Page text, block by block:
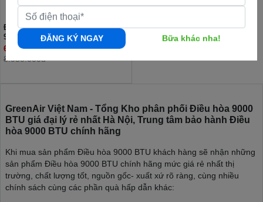
Điều hòa Comfee 2 chiều inverter
9000BTU CFS-10VHAF
6.750.000đ
8.950.000đ
GreenAir Việt Nam - Tổng Kho phân phối Điều hòa 9000
BTU giá đại lý rẻ nhất Hà Nội, Trung tâm bảo hành Điều
hòa 9000 BTU chính hãng
Khi mua sản phẩm Điều hòa 9000 BTU khách hàng sẽ nhận những
sản phẩm Điều hòa 9000 BTU chính hãng mức giá rẻ nhất thị
trường, chất lượng tốt, nguồn gốc- xuất xứ rõ ràng, cùng nhiều
chính sách cùng các phần quà hấp dẫn khác:
ĐĂNG KÝ NGAY Bữa khác nha!